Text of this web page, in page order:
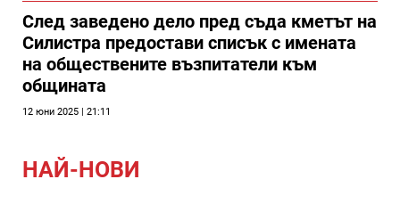
След заведено дело пред съда кметът на
Силистра предостави списък с имената
на обществените възпитатели към
общината
12 юни 2025 | 21:11
НАЙ-НОВИ